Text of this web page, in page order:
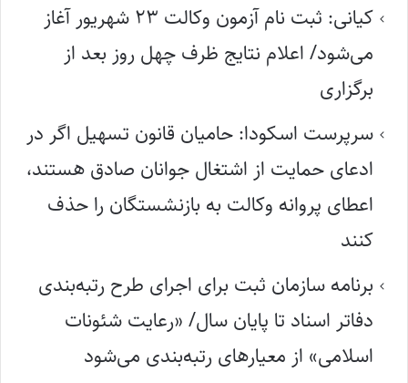
کیانی: ثبت نام آزمون وکالت ۲۳ شهریور آغاز
می‌شود/ اعلام نتایج ظرف چهل روز بعد از
برگزاری
سرپرست اسکودا: حامیان قانون تسهیل اگر در
ادعای حمایت از اشتغال جوانان صادق هستند،
اعطای پروانه وکالت به بازنشستگان را حذف
کنند
برنامه سازمان ثبت برای اجرای طرح رتبه‌بندی
دفاتر اسناد تا پایان سال/ «رعایت شئونات
اسلامی» از معیارهای رتبه‌بندی می‌شود